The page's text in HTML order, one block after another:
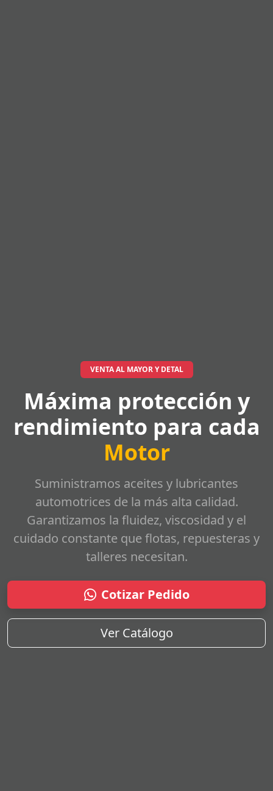
VENTA AL MAYOR Y DETAL
Máxima protección y
rendimiento para cada
Motor
Suministramos aceites y lubricantes
automotrices de la más alta calidad.
Garantizamos la fluidez, viscosidad y el
cuidado constante que flotas, repuesteras y
talleres necesitan.
Cotizar Pedido
Ver Catálogo